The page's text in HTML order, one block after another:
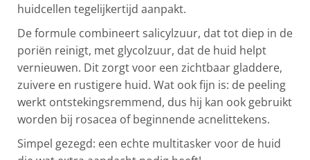
huidcellen tegelijkertijd aanpakt.
De formule combineert salicylzuur, dat tot diep in de
poriën reinigt, met glycolzuur, dat de huid helpt
vernieuwen. Dit zorgt voor een zichtbaar gladdere,
zuivere en rustigere huid. Wat ook fijn is: de peeling
werkt ontstekingsremmend, dus hij kan ook gebruikt
worden bij rosacea of beginnende acnelittekens.
Simpel gezegd: een echte multitasker voor de huid